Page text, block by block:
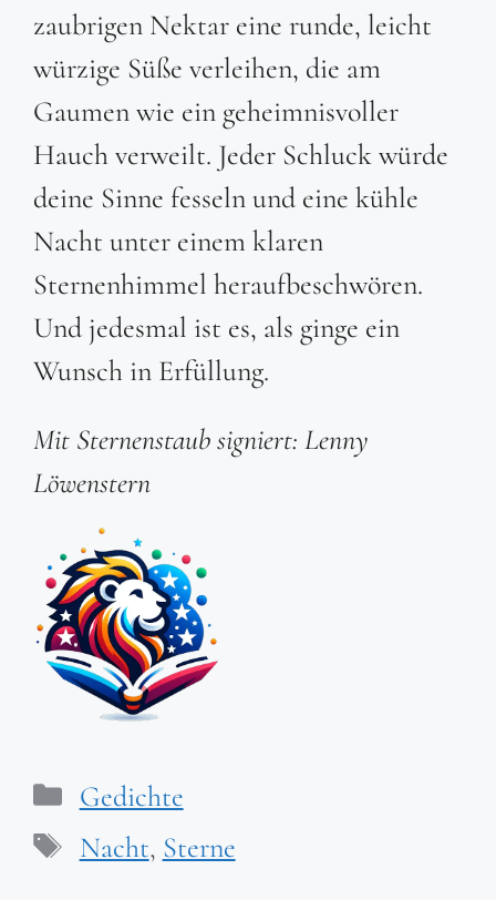
zaubrigen Nektar eine runde, leicht
würzige Süße verleihen, die am
Gaumen wie ein geheimnisvoller
Hauch verweilt. Jeder Schluck würde
deine Sinne fesseln und eine kühle
Nacht unter einem klaren
Sternenhimmel heraufbeschwören.
Und jedesmal ist es, als ginge ein
Wunsch in Erfüllung.
Mit Sternenstaub signiert: Lenny
Löwenstern
Kategorien
Gedichte
Schlagwörter
Nacht, Sterne